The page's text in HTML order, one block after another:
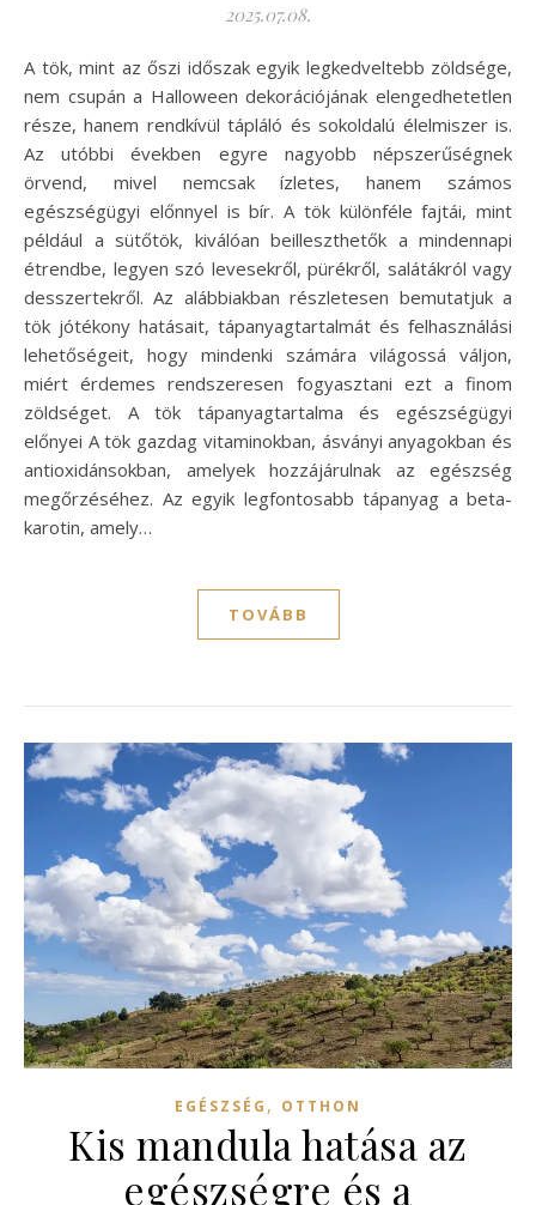
2025.07.08.
A tök, mint az őszi időszak egyik legkedveltebb zöldsége,
nem csupán a Halloween dekorációjának elengedhetetlen
része, hanem rendkívül tápláló és sokoldalú élelmiszer is.
Az utóbbi években egyre nagyobb népszerűségnek
örvend, mivel nemcsak ízletes, hanem számos
egészségügyi előnnyel is bír. A tök különféle fajtái, mint
például a sütőtök, kiválóan beilleszthetők a mindennapi
étrendbe, legyen szó levesekről, pürékről, salátákról vagy
desszertekről. Az alábbiakban részletesen bemutatjuk a
tök jótékony hatásait, tápanyagtartalmát és felhasználási
lehetőségeit, hogy mindenki számára világossá váljon,
miért érdemes rendszeresen fogyasztani ezt a finom
zöldséget. A tök tápanyagtartalma és egészségügyi
előnyei A tök gazdag vitaminokban, ásványi anyagokban és
antioxidánsokban, amelyek hozzájárulnak az egészség
megőrzéséhez. Az egyik legfontosabb tápanyag a beta-
karotin, amely…
TOVÁBB
EGÉSZSÉG , OTTHON
Kis mandula hatása az
egészségre és a